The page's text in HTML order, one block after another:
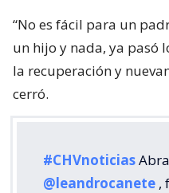
“No es fácil para un
un hijo y nada, ya pasó
la recuperación y
cerró.
#CHVnoticias
@leandrocanete ,